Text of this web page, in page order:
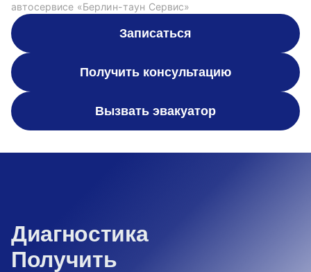
автосервисе «Берлин-таун Сервис»
Записаться
Получить консультацию
Вызвать эвакуатор
Диагностика
Получить